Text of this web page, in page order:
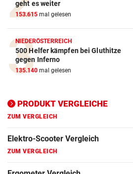
geht es weiter
153.615 mal gelesen
NIEDERÖSTERREICH
500 Helfer kämpfen bei Gluthitze
gegen Inferno
135.140 mal gelesen
PRODUKT VERGLEICHE
E-Bike Vergleich
ZUM VERGLEICH
Elektro-Scooter Vergleich
ZUM VERGLEICH
ZUM VERGLEICH
Fahrrad Test
ZUM VERGLEICH
Fahrradanhänger Vergleich
ZUM VERGLEICH